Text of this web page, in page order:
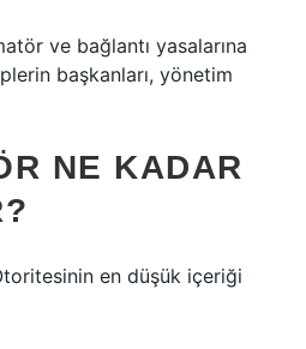
ve bağlantı yasalarına
başkanları, yönetim
NE KADAR
en düşük içeriği